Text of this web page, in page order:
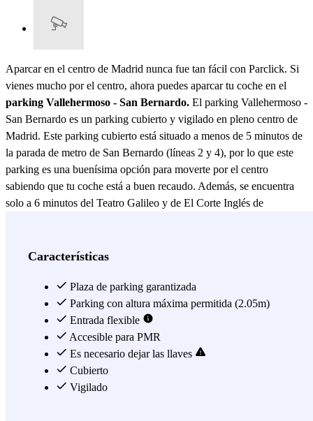
Aparcar en el centro de Madrid nunca fue tan fácil con Parclick. Si
vienes mucho por el centro, ahora puedes aparcar tu coche en el
parking Vallehermoso - San Bernardo. El parking Vallehermoso -
San Bernardo es un parking cubierto y vigilado en pleno centro de
Madrid. Este parking cubierto está situado a menos de 5 minutos de
la parada de metro de San Bernardo (líneas 2 y 4), por lo que este
parking es una buenísima opción para moverte por el centro
sabiendo que tu coche está a buen recaudo. Además, se encuentra
solo a 6 minutos del Teatro Galileo y de El Corte Inglés de
acierto. Por otro lado, si necesitas ahorrar tiempo en encontrar un
cerca del Hospital HM Madrid, a tan solo 5 minutos andando. En
este parking es necesario dejar las llaves del coche al personal del
aparcamiento. Reserva tu plaza hoy en el Parking Vallehermoso
- San Bernardo, ubicado en la Calle de Vallehermoso, 3.
Ver más
Características
Plaza de parking garantizada
Parking con altura máxima permitida (2.05m)
Entrada flexible
Accesible para PMR
Es necesario dejar las llaves
Cubierto
Vigilado